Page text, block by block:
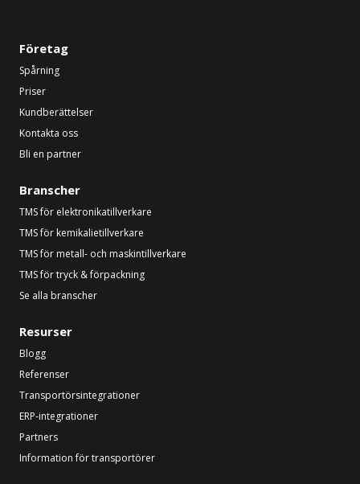
Företag
Spårning
Priser
Kundberättelser
Kontakta oss
Bli en partner
Branscher
TMS för elektronikatillverkare
TMS för kemikalietillverkare
TMS för metall- och maskintillverkare
TMS för tryck & förpackning
Se alla branscher
Resurser
Blogg
Referenser
Transportörsintegrationer
ERP-integrationer
Partners
Information för transportörer